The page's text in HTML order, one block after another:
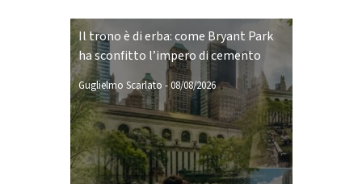
Il trono è di erba: come Bryant Park
ha sconfitto l’impero di cemento
Guglielmo Scarlato -08/08/2026